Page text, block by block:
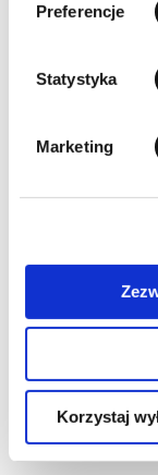
Preferencje
Statystyka
Marketing
Korzystaj
Nowa
przy